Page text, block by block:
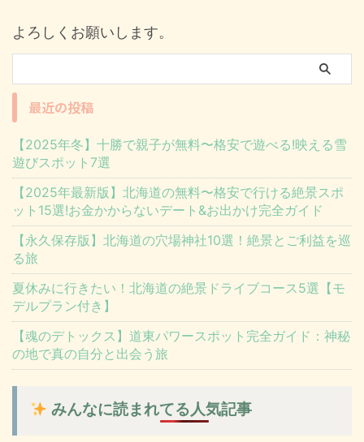
よろしくお願いします。
最近の投稿
【2025年冬】十勝で親子が無料〜格安で遊べる!映える雪
遊びスポット7選
【2025年最新版】北海道の無料〜格安で行ける絶景スポ
ット15選!お金かからないデート&お出かけ完全ガイド
【永久保存版】北海道の穴場神社10選！絶景とご利益を巡
る旅
夏休みに行きたい！北海道の絶景ドライブコース5選【モ
デルプラン付き】
【魂のデトックス】道東パワースポット完全ガイド：神秘
の地で真の自分と出会う旅
みんなに読まれてる人気記事